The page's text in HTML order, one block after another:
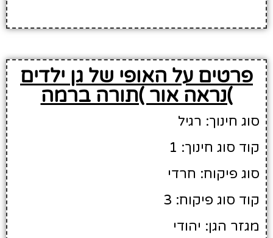
פרטים על האופי של גן ילדים
)נראה אור )תורה ברמה
סוג חינוך: רגיל
קוד סוג חינוך: 1
סוג פיקוח: חרדי
קוד סוג פיקוח: 3
מגזר הגן: יהודי